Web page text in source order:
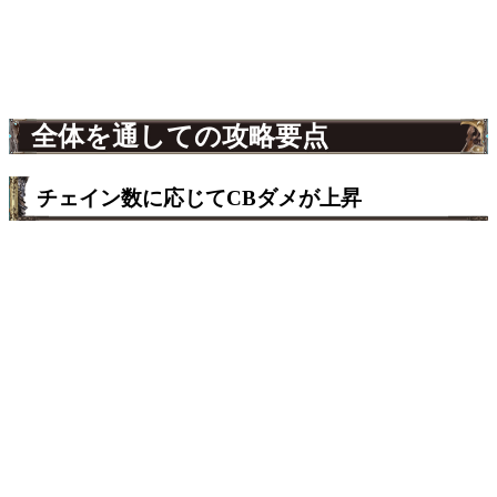
全体を通しての攻略要点
チェイン数に応じてCBダメが上昇